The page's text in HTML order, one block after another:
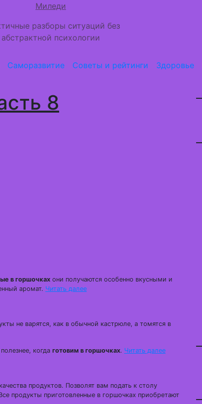
Миледи
разборы ситуаций без
абстрактной психологии
Саморазвитие Советы и рейтинги Здоровье
8
в горшочках они получаются особенно вкусными и
аромат. Читать далее
не варятся, как в обычной кастрюле, а томятся в
когда готовим в горшочках. Читать далее
продуктов. Позволят вам подать к столу
продукты приготовленные в горшочках приобретают